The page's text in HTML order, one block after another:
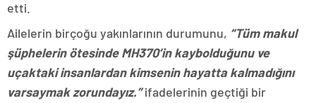
etti.
Ailelerin birçoğu yakınlarının durumunu, “Tüm makul
şüphelerin ötesinde MH370’in kaybolduğunu ve
uçaktaki insanlardan kimsenin hayatta kalmadığını
varsaymak zorundayız.”ifadelerinin geçtiği bir